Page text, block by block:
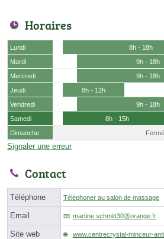
Horaires
Lundi
8h - 18h
Mardi
9h - 18h
Mercredi
9h - 18h
Jeudi
8h - 12h
Vendredi
9h - 18h
Samedi
8h - 15h
Dimanche
Fermé
Signaler une erreur
Contact
Téléphone Téléphoner au salon de massage
Email martine.schmitt30ⓐorange.fr
Site web www.centrecrystal-minceur-